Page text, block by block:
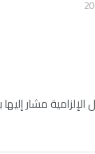
مشار إليها